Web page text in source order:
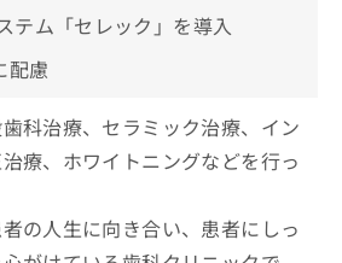
テム「セレック」を導入
配慮
科治療、セラミック治療、イン
療、ホワイトニングなどを行っ
の人生に向き合い、患者にしっ